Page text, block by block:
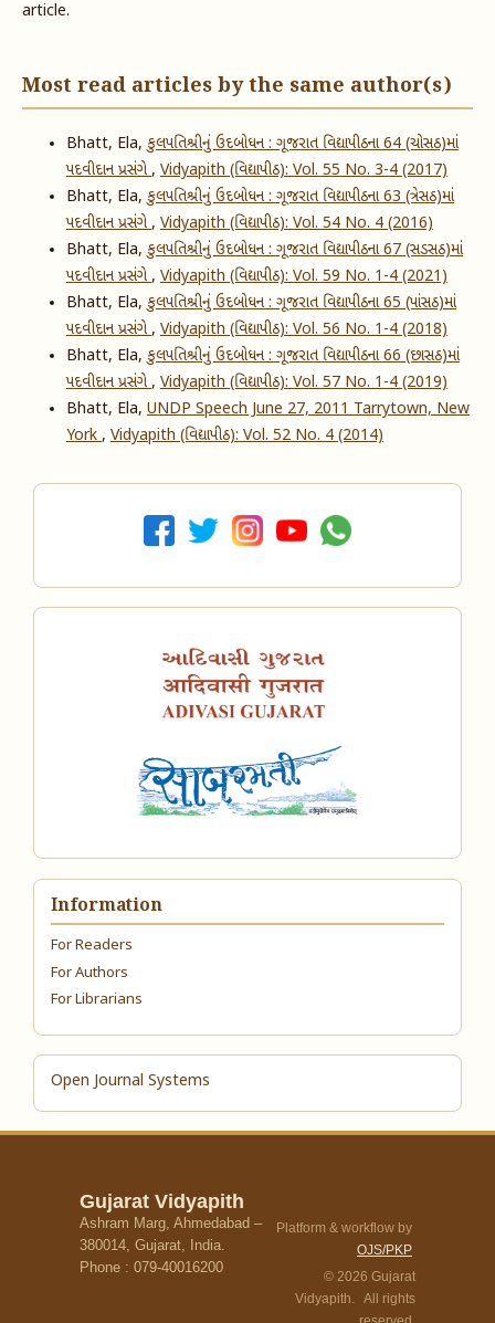
article.
Most read articles by the same author(s)
Bhatt, Ela,કુલપતિશ્રીનું ઉદબોધન : ગૂજરાત વિદ્યાપીઠના 64 (ચોસઠ)માં
પદવીદાન પ્રસંગે, Vidyapith (વિદ્યાપીઠ): Vol. 55 No. 3-4 (2017)
Bhatt, Ela,કુલપતિશ્રીનું ઉદબોધન : ગૂજરાત વિદ્યાપીઠના 63 (ત્રેસઠ)માં
પદવીદાન પ્રસંગે, Vidyapith (વિદ્યાપીઠ): Vol. 54 No. 4 (2016)
Bhatt, Ela,કુલપતિશ્રીનું ઉદબોધન : ગૂજરાત વિદ્યાપીઠના ​6​7 (​સડસઠ)માં
પદવીદાન પ્રસંગે, Vidyapith (વિદ્યાપીઠ): Vol. 59 No. 1-4 (2021)
Bhatt, Ela,કુલપતિશ્રીનું ઉદબોધન : ગૂજરાત વિદ્યાપીઠના 65 (પાંસઠ)માં
પદવીદાન પ્રસંગે, Vidyapith (વિદ્યાપીઠ): Vol. 56 No. 1-4 (2018)
Bhatt, Ela,કુલપતિશ્રીનું ઉદબોધન : ગૂજરાત વિદ્યાપીઠના 66 (છાસઠ)માં
પદવીદાન પ્રસંગે, Vidyapith (વિદ્યાપીઠ): Vol. 57 No. 1-4 (2019)
Bhatt, Ela, UNDP Speech June 27, 2011 Tarrytown, New
York, Vidyapith (વિદ્યાપીઠ): Vol. 52 No. 4 (2014)
Information
For Readers
For Authors
For Librarians
Open Journal Systems
Gujarat Vidyapith
Ashram Marg, Ahmedabad –
380014, Gujarat, India.
Phone : 079-40016200
Platform & workflow by
OJS/PKP
© 2026 Gujarat
Vidyapith. All rights